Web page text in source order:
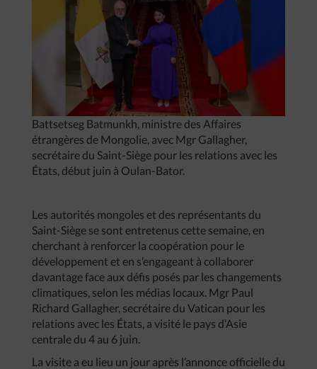
Battsetseg Batmunkh, ministre des Affaires
étrangères de Mongolie, avec Mgr Gallagher,
secrétaire du Saint-Siège pour les relations avec les
États, début juin à Oulan-Bator.
Les autorités mongoles et des représentants du
Saint-Siège se sont entretenus cette semaine, en
cherchant à renforcer la coopération pour le
développement et en s’engageant à collaborer
davantage face aux défis posés par les changements
climatiques, selon les médias locaux. Mgr Paul
Richard Gallagher, secrétaire du Vatican pour les
relations avec les États, a visité le pays d’Asie
centrale du 4 au 6 juin.
La visite a eu lieu un jour après l’annonce officielle du